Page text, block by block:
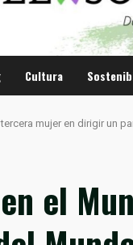
Cultura
mujer en dirigir un
el